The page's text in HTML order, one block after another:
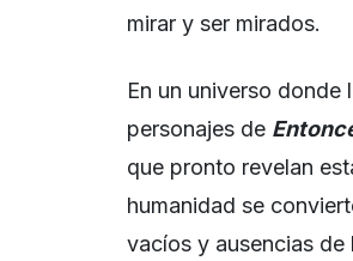
mirar y ser mirados.
En un universo
personajes de
que pronto revelan
humanidad se
vacíos y ausencias de